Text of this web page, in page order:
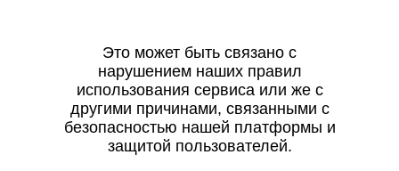
Это может быть связано с
нарушением наших правил
использования сервиса или же с
другими причинами, связанными с
безопасностью нашей платформы и
защитой пользователей.